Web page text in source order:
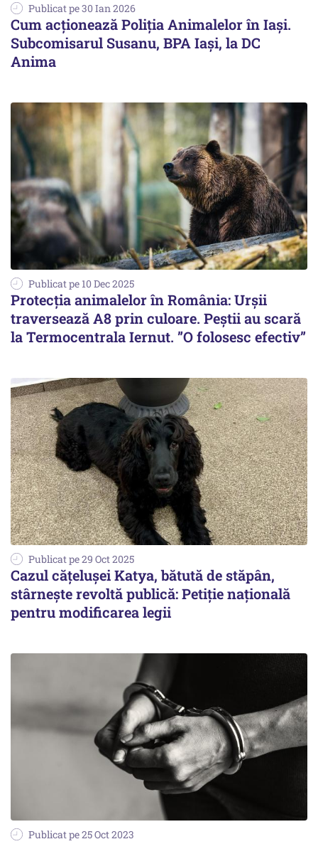
Publicat pe 30 Ian 2026
Cum acționează Poliția Animalelor în Iași.
Subcomisarul Susanu, BPA Iași, la DC
Anima
Publicat pe 10 Dec 2025
Protecția animalelor în România: Urșii
traversează A8 prin culoare. Peștii au scară
la Termocentrala Iernut. ”O folosesc efectiv”
Publicat pe 29 Oct 2025
Cazul cățelușei Katya, bătută de stăpân,
stârnește revoltă publică: Petiție națională
pentru modificarea legii
Publicat pe 25 Oct 2023